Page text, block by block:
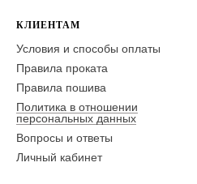
КЛИЕНТАМ
Условия и способы оплаты
Правила проката
Правила пошива
Политика в отношении
персональных данных
Вопросы и ответы
Личный кабинет